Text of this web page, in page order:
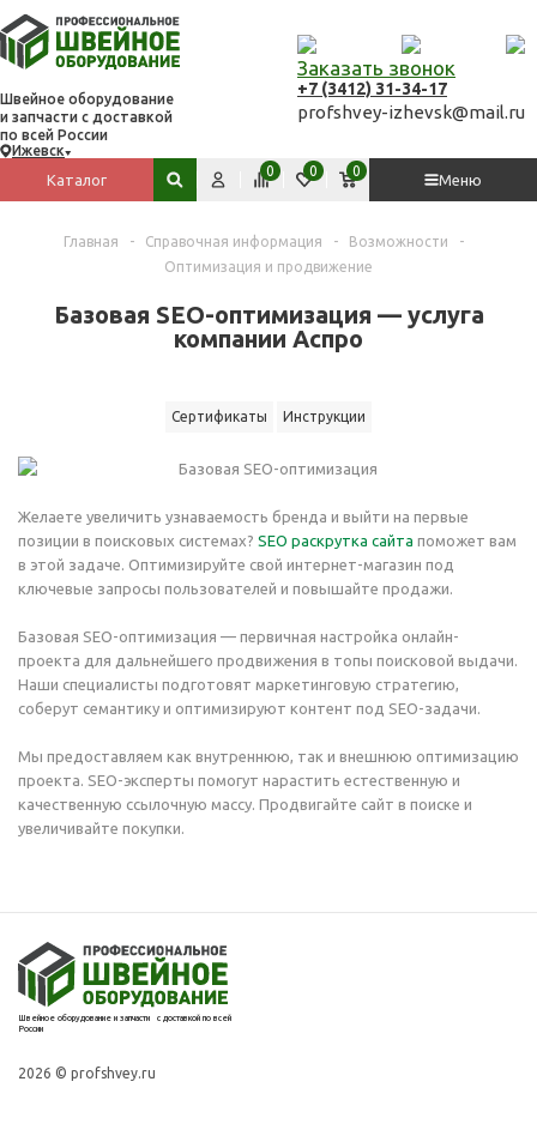
Швейное оборудование
и запчасти с доставкой
по всей России
Ижевск
Заказать звонок
+7 (3412) 31-34-17
profshvey-izhevsk@mail.ru
Каталог
Меню
Поиск по сайту
Сравнить
0 Избранное
0 Корзина
0
Главная - Справочная информация - Возможности
-
Оптимизация и продвижение
Базовая SEO-оптимизация — услуга
компании Аспро
Сертификаты Инструкции
Желаете увеличить узнаваемость бренда и выйти на первые
позиции в поисковых системах? SEO раскрутка сайта поможет вам
в этой задаче. Оптимизируйте свой интернет-магазин под
ключевые запросы пользователей и повышайте продажи.
Базовая SEO-оптимизация — первичная настройка онлайн-
проекта для дальнейшего продвижения в топы поисковой выдачи.
Наши специалисты подготовят маркетинговую стратегию,
соберут семантику и оптимизируют контент под SEO-задачи.
Мы предоставляем как внутреннюю, так и внешнюю оптимизацию
проекта. SEO-эксперты помогут нарастить естественную и
качественную ссылочную массу. Продвигайте сайт в поиске и
увеличивайте покупки.
Швейное оборудование и запчасти с доставкой по всей
России
2026 © profshvey.ru